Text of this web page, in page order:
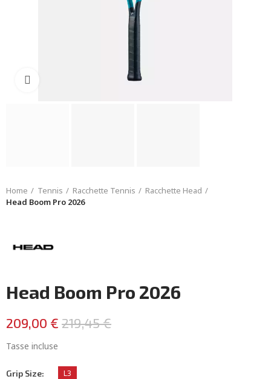
Home Tennis Racchette Tennis
Racchette Head
Head Boom Pro 2026
Head Boom Pro 2026
209,00 € 219,45 €
Tasse incluse
Grip Size L3